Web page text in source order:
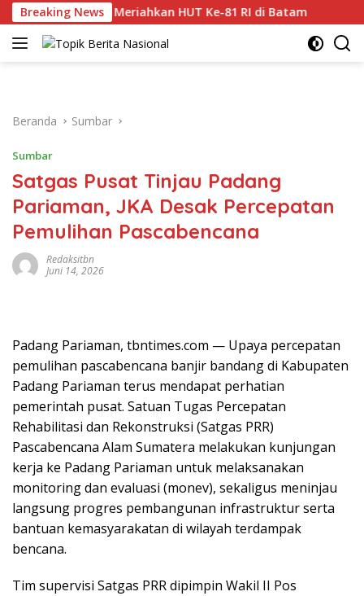
Langsung
ke
konten
Breaking News
Nusantara Meriahkan HUT Ke-81 RI di Batam
Beranda Sumbar
Sumbar
Satgas Pusat Tinjau Padang
Pariaman, JKA Desak Percepatan
Pemulihan Pascabencana
Redaksitbn
Juni 14, 2026
Padang Pariaman, tbntimes.com — Upaya percepatan
pemulihan pascabencana banjir bandang di Kabupaten
Padang Pariaman terus mendapat perhatian
pemerintah pusat. Satuan Tugas Percepatan
Rehabilitasi dan Rekonstruksi (Satgas PRR)
Pascabencana Alam Sumatera melakukan kunjungan
kerja ke Padang Pariaman untuk melaksanakan
monitoring dan evaluasi (monev), sekaligus meninjau
langsung progres pembangunan infrastruktur serta
bantuan kemasyarakatan di wilayah terdampak
bencana.
‎Tim supervisi Satgas PRR dipimpin Wakil II Pos